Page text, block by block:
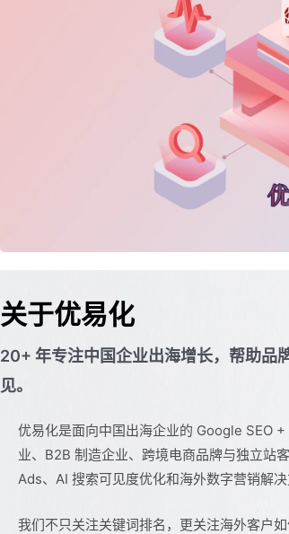
关于优易化
20+ 年专注中国企业出海增长，帮助品
见。
优易化是面向中国出海企业的 Google SEO
业、B2B 制造企业、跨境电商品牌与独立站
Ads、AI 搜索可见度优化和海外数字营销解决
我们不只关注关键词排名，更关注海外客户